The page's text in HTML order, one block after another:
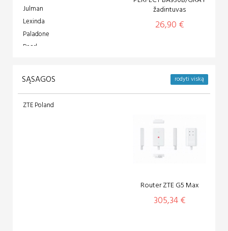
žadintuvas
26,90 €
Julman
Lexinda
Paladone
Pearl
Roadstar
XONIX
SĄSAGOS rodyti viską
Router ZTE G5 Max
305,34 €
ZTE Poland